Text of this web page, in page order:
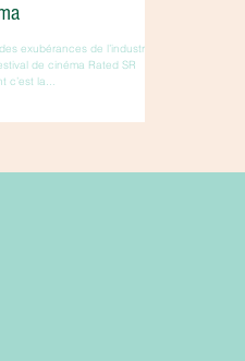
exubérances de l’industrie
de cinéma Rated SR
c’est la...